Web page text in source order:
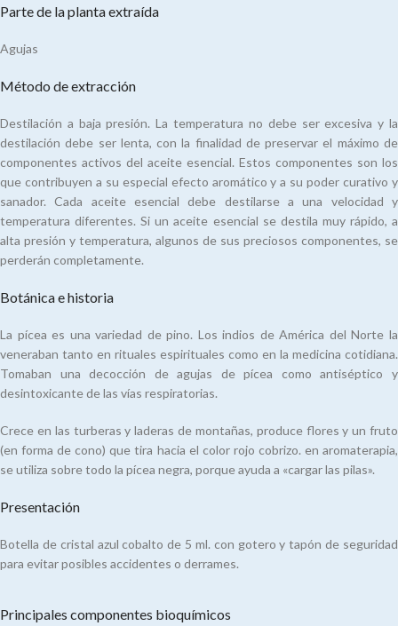
Parte de la planta extraída
Agujas
Método de extracción
Destilación a baja presión. La temperatura no debe ser excesiva y la
destilación debe ser lenta, con la finalidad de preservar el máximo de
componentes activos del aceite esencial. Estos componentes son los
que contribuyen a su especial efecto aromático y a su poder curativo y
sanador. Cada aceite esencial debe destilarse a una velocidad y
temperatura diferentes. Si un aceite esencial se destila muy rápido, a
alta presión y temperatura, algunos de sus preciosos componentes, se
perderán completamente.
Botánica e historia
La pícea es una variedad de pino. Los indios de América del Norte la
veneraban tanto en rituales espirituales como en la medicina cotidiana.
Tomaban una decocción de agujas de pícea como antiséptico y
desintoxicante de las vías respiratorias.
Crece en las turberas y laderas de montañas, produce flores y un fruto
(en forma de cono) que tira hacia el color rojo cobrizo. en aromaterapia,
se utiliza sobre todo la pícea negra, porque ayuda a «cargar las pilas».
Presentación
Botella de cristal azul cobalto de 5 ml. con gotero y tapón de seguridad
para evitar posibles accidentes o derrames.
Principales componentes bioquímicos